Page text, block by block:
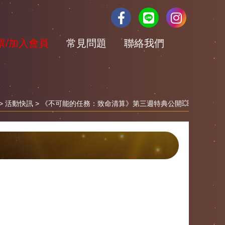
/加入會員 常見問題 聯絡我們
活動快訊 > 《不可能的任務：致命清算》第三週特典公開💥